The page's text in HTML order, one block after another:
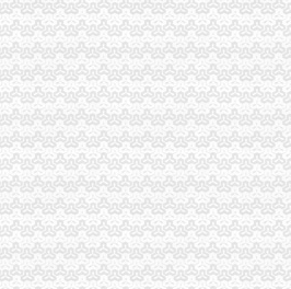
合一了,还有地址变更_政务咨询_
？-通关监管海关业务咨询-通关咨询-
证书-重庆通瑞过滤设备制造有限公司
记证明书[]-报关员通关指南--育
记证是否还有效？
记证是否还有效？-报关员通关指南--育
册登记证书,仅出具临时报关单位
务咨询_浙江电子口岸
注册登记证书,仅出具临时报关单位注
海关报关单位注册登记证书的公告
吗？-全关通信息网
报关员-海南省政务服务中心
共和国海关报关单位注册登记管理